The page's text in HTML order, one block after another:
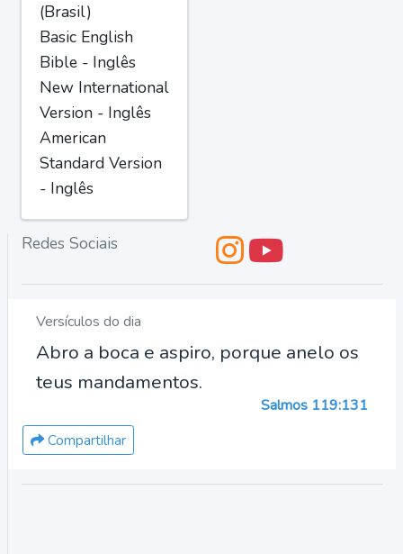
(Brasil)
Basic English
Bible - Inglês
New International
Version - Inglês
American
Standard Version
- Inglês
Redes Sociais
Versículos do dia
Abro a boca e aspiro, porque anelo os
teus mandamentos.
Salmos 119:131
Compartilhar